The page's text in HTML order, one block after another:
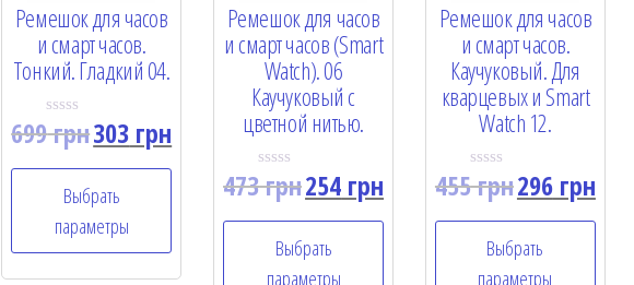
Ремешок для часов
и смарт часов.
Тонкий. Гладкий 04.
R
o
699грн303 грн
Выбрать
параметры
Ремешок для часов
и смарт часов (Smart
Watch). 06
Каучуковый с
цветной нитью.
R
a
473грн254 грн
Выбрать
параметры
Ремешок для часов
и смарт часов.
Каучуковый. Для
кварцевых и Smart
Watch 12.
R
a
455грн296грн
Выбрать
параметры